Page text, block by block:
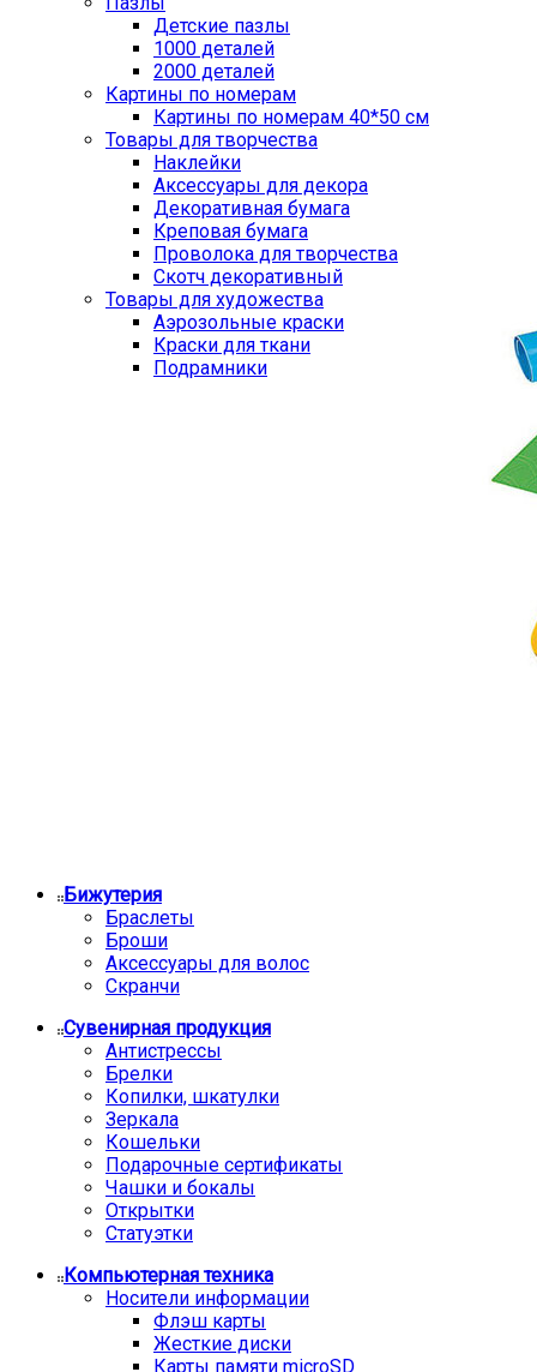
Детские пазлы
1000 деталей
2000 деталей
Картины по номерам
Картины по номерам 40*50 см
Товары для творчества
Наклейки
Аксессуары для декора
Декоративная бумага
Креповая бумага
Проволока для творчества
Скотч декоративный
Товары для художества
Аэрозольные краски
Краски для ткани
Подрамники
Бижутерия
Браслеты
Броши
Аксессуары для волос
Скранчи
Сувенирная продукция
Антистрессы
Брелки
Копилки, шкатулки
Зеркала
Кошельки
Подарочные сертификаты
Чашки и бокалы
Открытки
Статуэтки
Компьютерная техника
Носители информации
Флэш карты
Жесткие диски
Карты памяти microSD